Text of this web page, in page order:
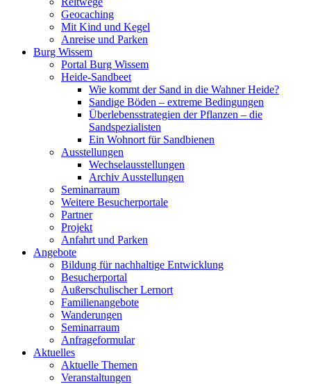
Geocaching
Mit Kind und Kegel
Anreise und Parken
Burg Wissem
Portal Burg Wissem
Heide-Sandbeet
Wie kommt der Sand in die Wahner Heide?
Sandige Böden – extreme Bedingungen
Überlebensstrategien der Pflanzen – die
Sandspezialisten
Ein Wohnort für Sandbienen
Ausstellungen
Wechselausstellungen
Archiv Ausstellungen
Seminarraum
Weitere Besucherportale
Partner
Projekt
Anfahrt und Parken
Angebote
Bildung für nachhaltige Entwicklung
Besucherportal
Außerschulischer Lernort
Familienangebote
Wanderungen
Seminarraum
Anfrageformular
Aktuelles
Aktuelle Themen
Veranstaltungen